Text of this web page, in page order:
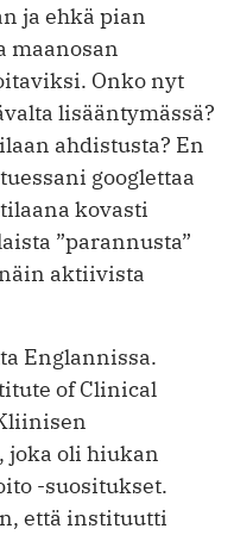
ja ehkä pian
maanosan
Onko nyt
lisääntymässä?
ahdistusta? En
googlettaa
kovasti
”parannusta”
aktiivista
Englannissa.
of Clinical
oli hiukan
-suositukset.
että instituutti